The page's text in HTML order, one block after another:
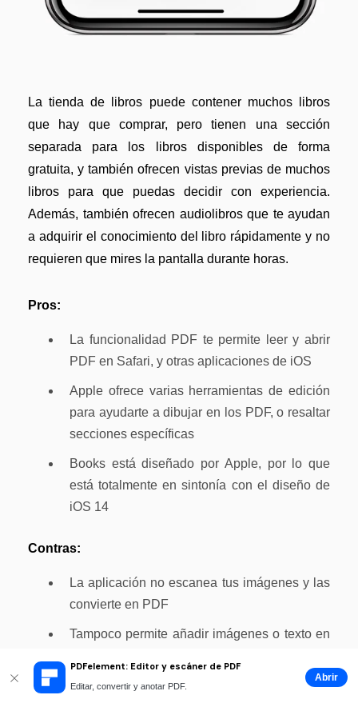
PDFelement: Editor y escáner de PDF
Editar, convertir y anotar PDF.
Abrir
La tienda de libros puede contener muchos libros
que hay que comprar, pero tienen una sección
separada para los libros disponibles de forma
gratuita, y también ofrecen vistas previas de muchos
libros para que puedas decidir con experiencia.
Además, también ofrecen audiolibros que te ayudan
a adquirir el conocimiento del libro rápidamente y no
requieren que mires la pantalla durante horas.
Pros:
La funcionalidad PDF te permite leer y abrir
PDF en Safari, y otras aplicaciones de iOS
Apple ofrece varias herramientas de edición
para ayudarte a dibujar en los PDF, o resaltar
secciones específicas
Books está diseñado por Apple, por lo que
está totalmente en sintonía con el diseño de
iOS 14
Contras:
La aplicación no escanea tus imágenes y las
convierte en PDF
Tampoco permite añadir imágenes o texto en